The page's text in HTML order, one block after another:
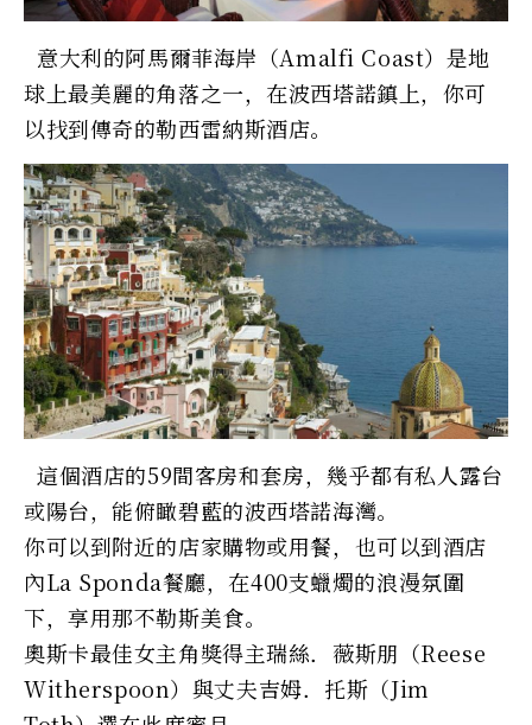
意大利的阿馬爾菲海岸（Amalfi Coast）是地
球上最美麗的角落之一，在波西塔諾鎮上，你可
以找到傳奇的勒西雷納斯酒店。
這個酒店的59間客房和套房，幾乎都有私人露台
或陽台，能俯瞰碧藍的波西塔諾海灣。
你可以到附近的店家購物或用餐，也可以到酒店
內La Sponda餐廳，在400支蠟燭的浪漫氛圍
下，享用那不勒斯美食。
奧斯卡最佳女主角獎得主瑞絲．薇斯朋（Reese
Witherspoon）與丈夫吉姆．托斯（Jim